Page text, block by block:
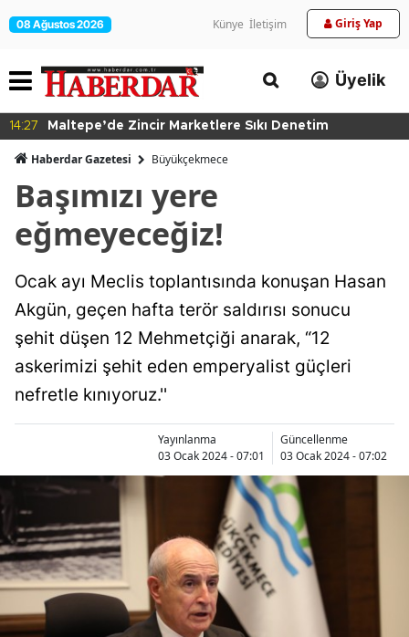
08 Ağustos 2026 Künye İletişim Giriş Yap
Üyelik
14:27 Maltepe’de Zincir Marketlere Sıkı Denetim
Haberdar Gazetesi Büyükçekmece
Başımızı yere
eğmeyeceğiz!
Ocak ayı Meclis toplantısında konuşan Hasan
Akgün, geçen hafta terör saldırısı sonucu
şehit düşen 12 Mehmetçiği anarak, “12
askerimizi şehit eden emperyalist güçleri
nefretle kınıyoruz.''
Yayınlanma
03 Ocak 2024 - 07:01
Güncellenme
03 Ocak 2024 - 07:02